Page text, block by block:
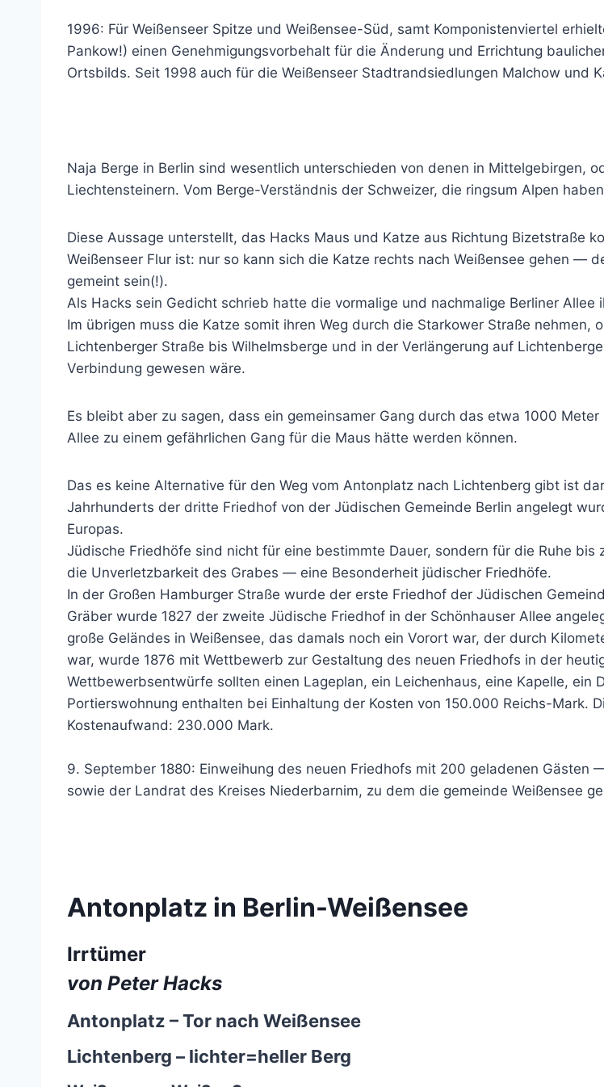
1996: Für Weißenseer Spitze und Weißensee-Süd, samt Komponistenviertel
Pankow!) einen Genehmigungsvorbehalt für die Änderung und Errichtung
Ortsbilds. Seit 1998 auch für die Weißenseer Stadtrandsiedlungen Malchow und
Naja Berge in Berlin sind wesentlich unterschieden von denen in Mittelgebirgen,
Liechtensteinern. Vom Berge-Verständnis der Schweizer, die ringsum Alpen
Diese Aussage unterstellt, das Hacks Maus und Katze aus Richtung Bizetstraße
Weißenseer Flur ist: nur so kann sich die Katze rechts nach Weißensee gehen —
gemeint sein(!).
Als Hacks sein Gedicht schrieb hatte die vormalige und nachmalige Berliner
Im übrigen muss die Katze somit ihren Weg durch die Starkower Straße
Lichtenberger Straße bis Wilhelmsberge und in der Verlängerung auf
Verbindung gewesen wäre.
Es bleibt aber zu sagen, dass ein gemeinsamer Gang durch das etwa 1000
Allee zu einem gefährlichen Gang für die Maus hätte werden können.
Das es keine Alternative für den Weg vom Antonplatz nach Lichtenberg gibt ist
Jahrhunderts der dritte Friedhof von der Jüdischen Gemeinde Berlin angelegt
Europas.
Jüdische Friedhöfe sind nicht für eine bestimmte Dauer, sondern für die Ruhe
die Unverletzbarkeit des Grabes — eine Besonderheit jüdischer Friedhöfe.
In der Großen Hamburger Straße wurde der erste Friedhof der Jüdischen
Gräber wurde 1827 der zweite Jüdische Friedhof in der Schönhauser Allee
große Geländes in Weißensee, das damals noch ein Vorort war, der durch
war, wurde 1876 mit Wettbewerb zur Gestaltung des neuen Friedhofs in der
Wettbewerbsentwürfe sollten einen Lageplan, ein Leichenhaus, eine Kapelle, ein
Portierswohnung enthalten bei Einhaltung der Kosten von 150.000 Reichs-Mark.
Kostenaufwand: 230.000 Mark.
9. September 1880: Einweihung des neuen Friedhofs mit 200 geladenen
sowie der Landrat des Kreises Niederbarnim, zu dem die gemeinde Weißensee
Antonplatz in Berlin-Weißensee
Irrtümer
von Peter Hacks
Antonplatz – Tor nach Weißensee
Lichtenberg – lichter=heller Berg